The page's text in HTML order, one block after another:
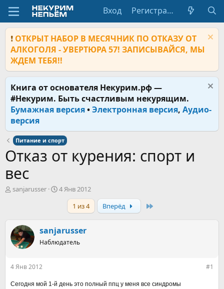
Вход Регистрация
❗ ОТКРЫТ НАБОР В МЕСЯЧНИК ПО ОТКАЗУ ОТ
АЛКОГОЛЯ - УВЕРТЮРА 57! ЗАПИСЫВАЙСЯ, МЫ
ЖДЕМ ТЕБЯ!!
Книга от основателя Некурим.рф —
#Некурим. Быть счастливым некурящим.
Бумажная версия•Электронная версия, Аудио-
версия
Питание и спорт
Отказ от курения: спорт и
вес
А
т
е
sanjarusser
Д
а
ч
4 Янв 2012
1 из 4
Вперёд
sanjarusser
Наблюдатель
4 Янв 2012 #1
Сегодня мой 1-й день это полный ппц у меня все синдромы